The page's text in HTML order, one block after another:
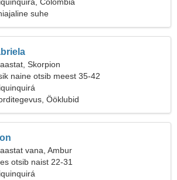
suhe
Skorpion
naine otsib meest 35-42
Ööklubid
vana, Ambur
otsib naist 22-31